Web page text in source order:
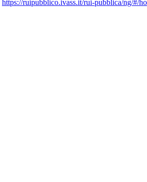
https://ruipubblico.ivass.it/rui-pubblica/ng/#/